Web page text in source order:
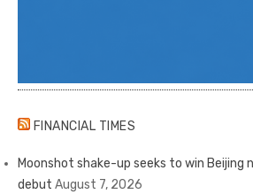
FINANCIAL TIMES
Moonshot shake-up seeks to win
debut August 7, 2026